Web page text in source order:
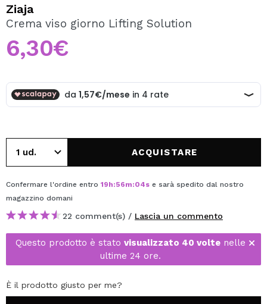
Creando un account su Maquibeauty.it potrai fare i tuoi
acquisti velocemente, controllare lo stato dei tuoi ordini e
consultare le tue operazioni precedenti.
CREARE UN ACCOUNT
Ziaja
Crema viso giorno Lifting Solution
6,30€
ACQUISTARE
Confermare l'ordine entro 19h:56m:04s e sarà spedito dal nostro
magazzino domani
22 comment(s) / Lascia un commento
Questo prodotto è stato visualizzato 40 volte nelle
ultime 24 ore.
È il prodotto giusto per me?